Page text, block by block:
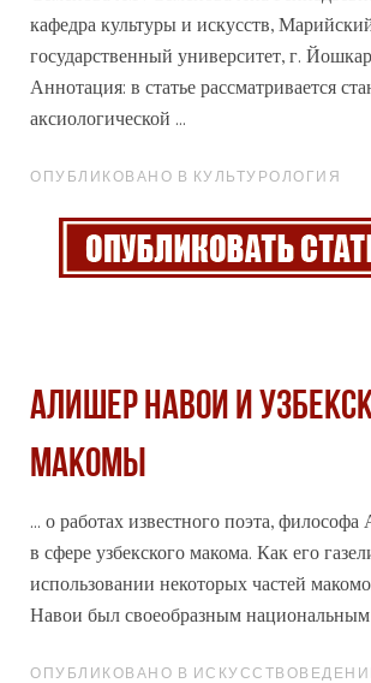
кафедра культуры и искусств,
государственный университет, г.
Аннотация: в статье рассматривается
аксиологической ...
ОПУБЛИКОВАНО В КУЛЬТУРОЛОГИЯ
АЛИШЕР НАВОИ И
МАКОМЫ
... о работах известного поэта, философа
в сфере узбекского макома. Как его
использовании некоторых частей
Навои был своеобразным национальным
ОПУБЛИКОВАНО В